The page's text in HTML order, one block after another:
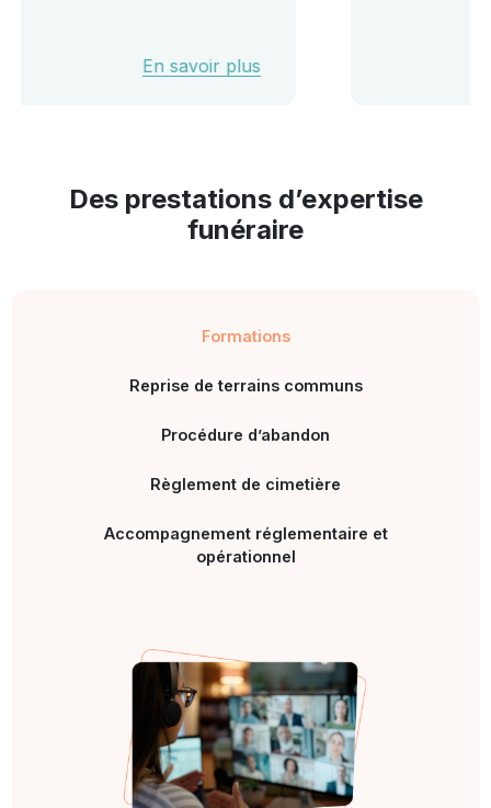
Des prestations d’expertise
funéraire
Formations
Reprise de terrains communs
Procédure d’abandon
Règlement de cimetière
Accompagnement réglementaire et
opérationnel